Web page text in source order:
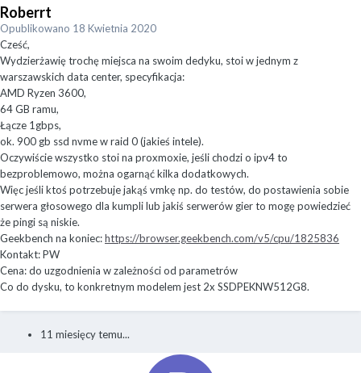
Roberrt
Opublikowano 18 Kwietnia 2020
Cześć,
Wydzierżawię trochę miejsca na swoim dedyku, stoi w jednym z
warszawskich data center, specyfikacja:
AMD Ryzen 3600,
64 GB ramu,
Łącze 1gbps,
ok. 900 gb ssd nvme w raid 0 (jakieś intele).
Oczywiście wszystko stoi na proxmoxie, jeśli chodzi o ipv4 to
bezproblemowo, można ogarnąć kilka dodatkowych.
Więc jeśli ktoś potrzebuje jakąś vmkę np. do testów, do postawienia sobie
serwera głosowego dla kumpli lub jakiś serwerów gier to mogę powiedzieć
że pingi są niskie.
Geekbench na koniec:https://browser.geekbench.com/v5/cpu/1825836
Kontakt: PW
Cena: do uzgodnienia w zależności od parametrów
Co do dysku, to konkretnym modelem jest 2x SSDPEKNW512G8.
11 miesięcy temu...